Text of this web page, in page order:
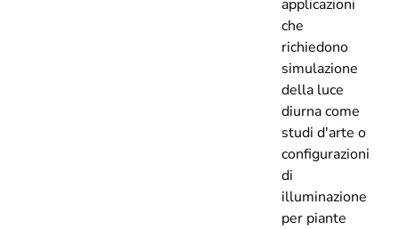
applicazioni
che
richiedono
simulazione
della luce
diurna come
studi d'arte o
configurazioni
di
illuminazione
per piante